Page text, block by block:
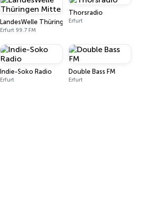
LandesWelle Thüringen Mitte
Erfurt 99.7 FM
Thorsradio
Erfurt
Indie-Soko Radio
Erfurt
Double Bass FM
Erfurt